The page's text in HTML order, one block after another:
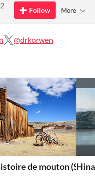
Follow More
@drkorwen
de mouton